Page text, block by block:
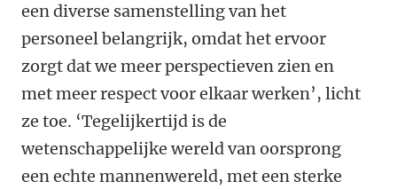
een diverse samenstelling van het
personeel belangrijk, omdat het ervoor
zorgt dat we meer perspectieven zien en
met meer respect voor elkaar werken’, licht
ze toe. ‘Tegelijkertijd is de
wetenschappelijke wereld van oorsprong
een echte mannenwereld, met een sterke